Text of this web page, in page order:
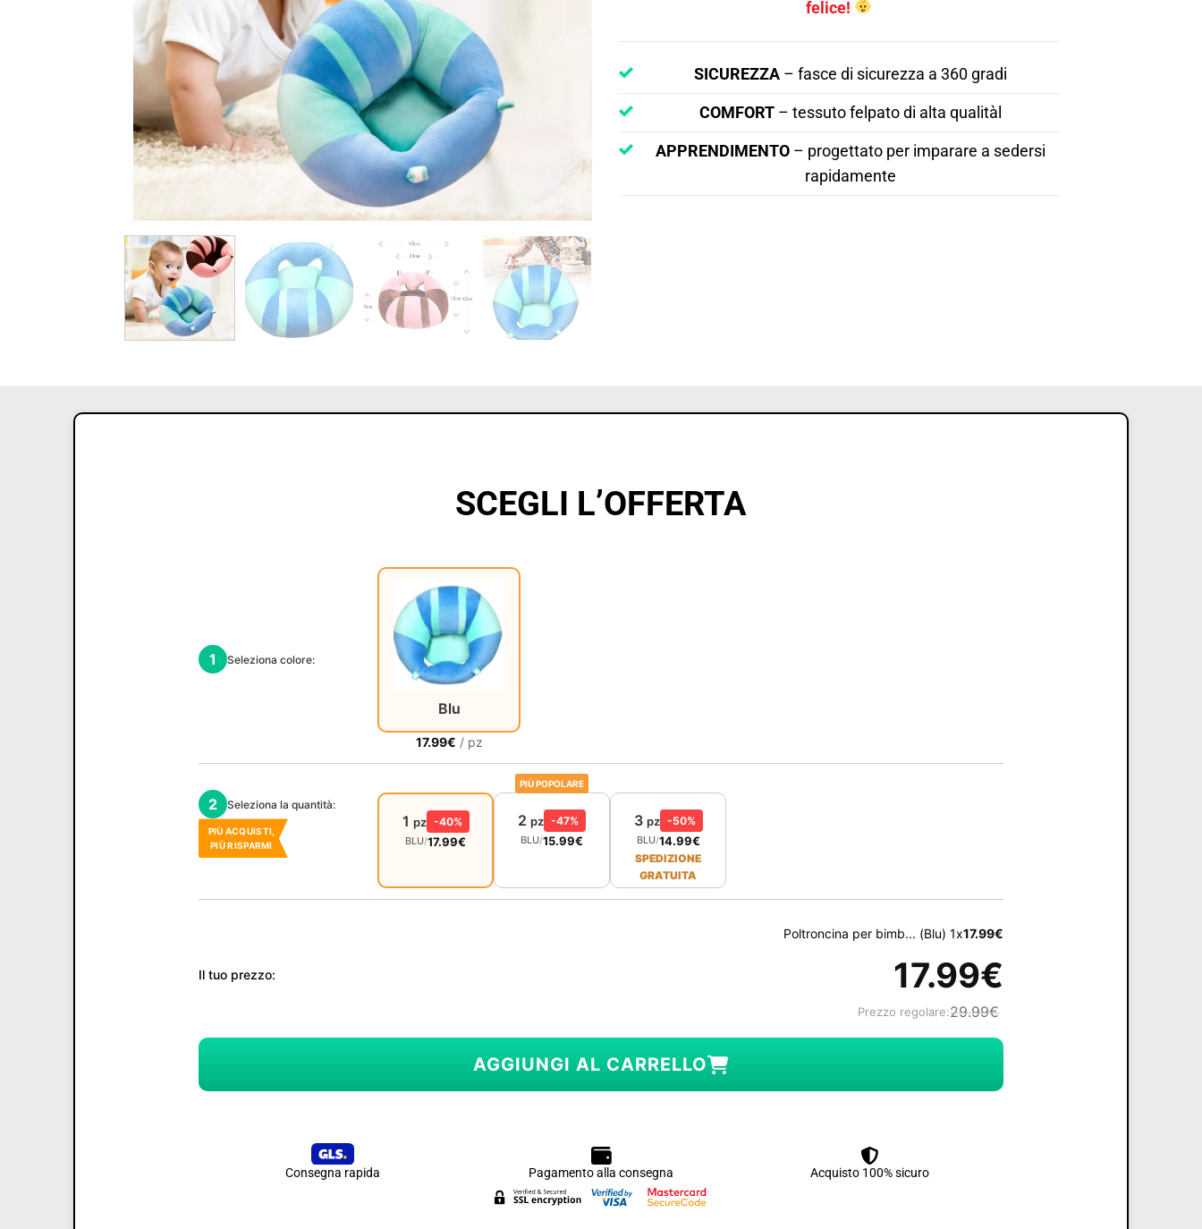
felice!
SICUREZZA– fasce di sicurezza a 360 gradi
COMFORT– tessuto felpato di alta qualitàl
APPRENDIMENTO– progettato per imparare a sedersi
rapidamente
SCEGLI L’OFFERTA
1 Seleziona colore:
Blu
17.99€ / pz
2 Seleziona la quantità:
PIÙ ACQUISTI,
PIÙ RISPARMI
1 pz -40%
BLU/17.99€
PIÙ POPOLARE
2 pz -47%
BLU/15.99€
3 pz -50%
BLU/14.99€
SPEDIZIONE
GRATUITA
Poltroncina per bimb... (Blu) 1x17.99€
Il tuo prezzo: 17.99€
Prezzo regolare:29.99€
AGGIUNGI AL CARRELLO
Consegna rapida Pagamento alla consegna Acquisto 100% sicuro